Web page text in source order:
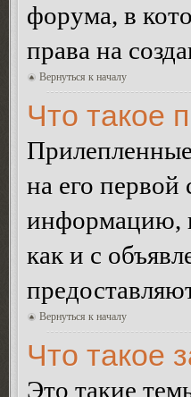
форума, в
права на
Вернуться к началу
Что такое
на его
информацию,
как и с
Вернуться к началу
Что такое
Это такие